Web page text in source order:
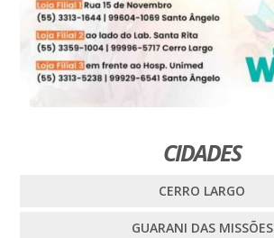
CIDADES
CERRO LARGO
GUARANI DAS MISSÕES